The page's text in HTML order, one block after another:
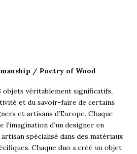
/ Poetry of Wood
objets véritablement significatifs,
et du savoir-faire de certains
et artisans d’Europe. Chaque
d’un designer en
spécialisé dans des matériaux
Chaque duo a créé un objet